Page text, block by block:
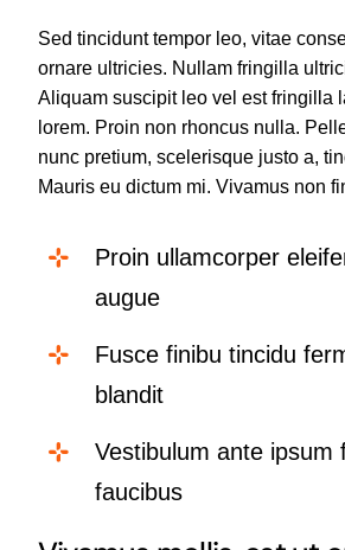
Sed tincidunt tempor leo, vitae
ornare ultricies. Nullam fringilla
Aliquam suscipit leo vel est fringilla
lorem. Proin non rhoncus nulla.
nunc pretium, scelerisque justo a,
Mauris eu dictum mi. Vivamus non
Proin ullamcorper
augue
Fusce finibu tincidu
blandit
Vestibulum ante ipsum
faucibus